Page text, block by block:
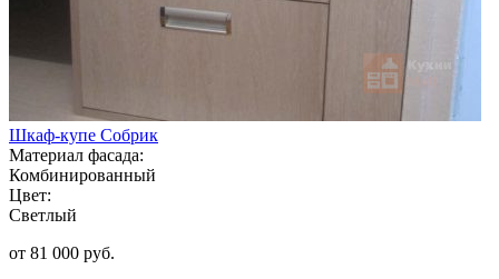
Шкаф-купе Собрик
Материал фасада:
Комбинированный
Цвет:
Светлый
от 81 000 руб.